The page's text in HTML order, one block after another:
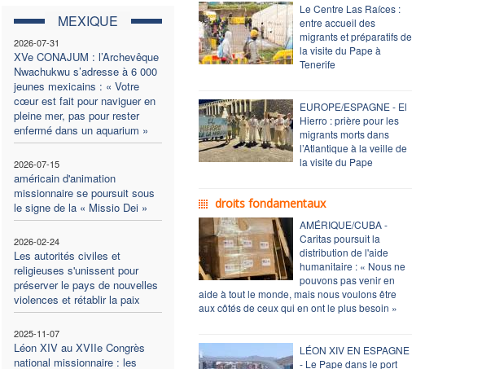
MEXIQUE
2026-07-31
XVe CONAJUM : l’Archevêque
Nwachukwu s’adresse à 6 000
jeunes mexicains : « Votre
cœur est fait pour naviguer en
pleine mer, pas pour rester
enfermé dans un aquarium »
2026-07-15
américain d'animation
missionnaire se poursuit sous
le signe de la « Missio Dei »
2026-02-24
Les autorités civiles et
religieuses s'unissent pour
préserver le pays de nouvelles
violences et rétablir la paix
2025-11-07
Léon XIV au XVIIe Congrès
national missionnaire : les
Le Centre Las Raíces :
entre accueil des
migrants et préparatifs de
la visite du Pape à
Tenerife
EUROPE/ESPAGNE - El
Hierro : prière pour les
migrants morts dans
l’Atlantique à la veille de
la visite du Pape
droits fondamentaux
AMÉRIQUE/CUBA -
Caritas poursuit la
distribution de l'aide
humanitaire : « Nous ne
pouvons pas venir en
aide à tout le monde, mais nous voulons être
aux côtés de ceux qui en ont le plus besoin »
LÉON XIV EN ESPAGNE
- Le Pape dans le port